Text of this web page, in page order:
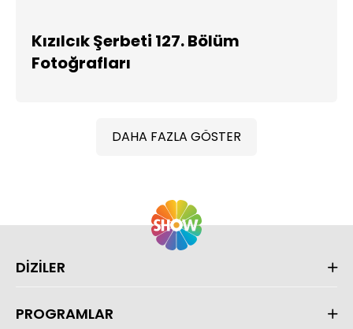
Kızılcık Şerbeti 127. Bölüm
Fotoğrafları
DAHA FAZLA GÖSTER
DİZİLER
PROGRAMLAR